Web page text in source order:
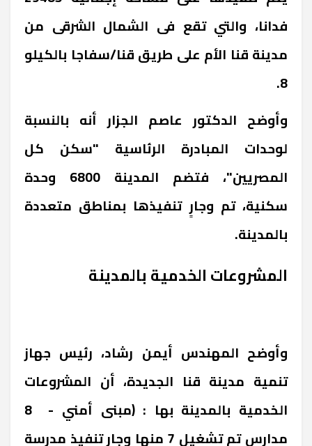
فدانا، والتي تقع فى الشمال الشرقى من
مدينة قنا الأم على طريق قنا/سفاجا بالكيلو
8.
وأوضح الدكتور عاصم الجزار أنه بالنسبة
لوحدات المبادرة الرئاسية "سكن كل
المصريين"، فتضم المدينة 6800 وحدة
سكنية، تم وجارٍ تنفيذها بمناطق متعددة
بالمدينة.
المشروعات الخدمية بالمدينة
وأوضح المهندس أيمن رشاد، رئيس جهاز
تنمية مدينة قنا الجديدة، أن المشروعات
الخدمية بالمدينة بها : (مبنى أمني - 8
مدارس تم تشغيل 7 منها وجارٍ تنفيذ مدرسة